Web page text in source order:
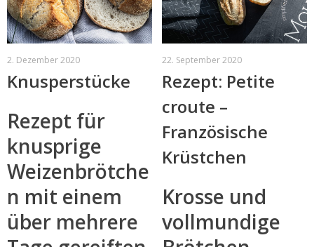
2. Dezember 2020
Knusperstücke
Rezept für
knusprige
Weizenbrötche
n mit einem
über mehrere
22. September 2020
Rezept: Petite
croute –
Französische
Krüstchen
Krosse und
vollmundige